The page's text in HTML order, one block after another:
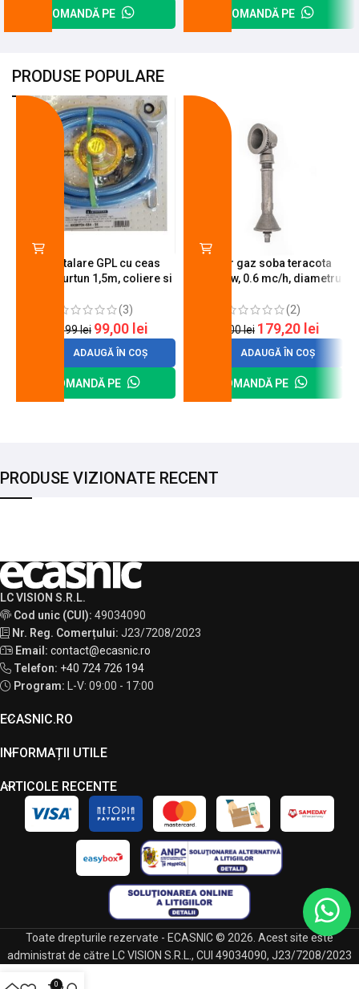
COMANDĂ PE COMANDĂ PE
PRODUSE POPULARE
Kit instalare GPL cu ceas
butelie, furtun 1,5m, coliere si
(3)
120,99lei 99,00 lei
ADAUGĂ ÎN COȘ
COMANDĂ PE
Arzator gaz soba teracota
A600, 6 kw, 0.6 mc/h, diametru
(2)
200,00lei 179,20 lei
ADAUGĂ ÎN COȘ
COMANDĂ PE
PRODUSE VIZIONATE RECENT
LC VISION S.R.L.
Cod unic (CUI): 49034090
Nr. Reg. Comerțului: J23/7208/2023
Email: contact@ecasnic.ro
Telefon: +40 724 726 194
Program: L-V: 09:00 - 17:00
ECASNIC.RO
INFORMAȚII UTILE
ARTICOLE RECENTE
Toate drepturile rezervate - ECASNIC © 2026. Acest site este
administrat de către LC VISION S.R.L., CUI 49034090, J23/7208/2023
0